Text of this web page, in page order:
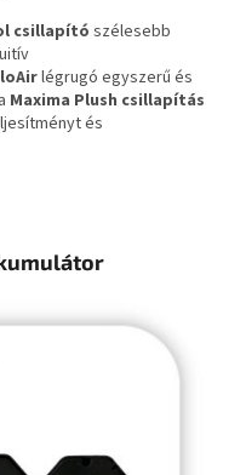
csillapító szélesebb
légrugó egyszerű és
Maxima Plush csillapítás
és